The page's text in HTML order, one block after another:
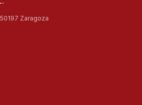
Zaragoza